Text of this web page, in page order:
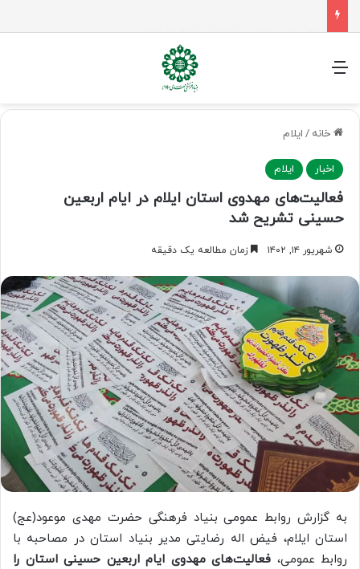
منو
خانه / ایلام
اخبار ایلام
فعالیت‌های مهدوی استان ایلام در ایام اربعین
حسینی تشریح شد
شهریور ۱۴, ۱۴۰۲ زمان مطالعه یک دقیقه
به گزارش روابط عمومی بنیاد فرهنگی حضرت مهدی موعود(عج)
استان ایلام، فیض اله رضایتی مدیر بنیاد استان در مصاحبه با
روابط عمومی، فعالیت‌های مهدوی ایام اربعین حسینی استان را